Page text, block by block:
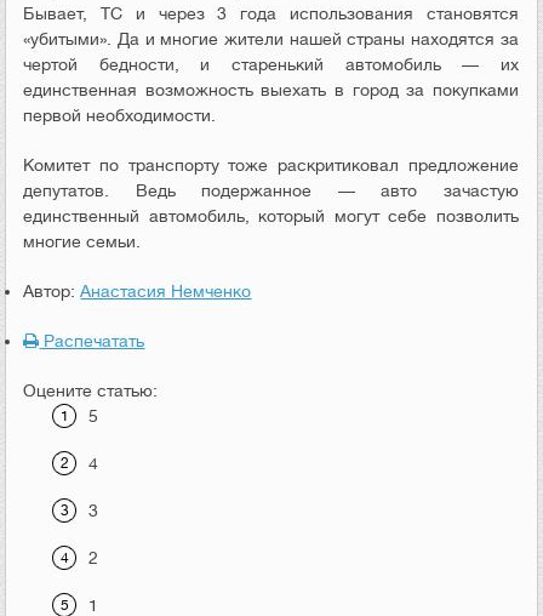
Бывает, ТС и через 3 года использования становятся
«убитыми». Да и многие жители нашей страны находятся за
чертой бедности, и старенький автомобиль — их
единственная возможность выехать в город за покупками
первой необходимости.
Комитет по транспорту тоже раскритиковал предложение
депутатов. Ведь подержанное — авто зачастую
единственный автомобиль, который могут себе позволить
многие семьи.
Автор:Анастасия Немченко
Распечатать
Оцените статью:
5
4
3
2
1